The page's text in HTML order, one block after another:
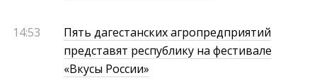
14:53
Пять дагестанских агропредприятий
представят республику на фестивале
«Вкусы России»